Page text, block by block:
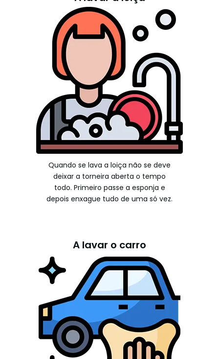
Quando se lava a loiça não se deve
deixar a torneira aberta o tempo
todo. Primeiro passe a esponja e
depois enxague tudo de uma só vez.
A lavar o carro